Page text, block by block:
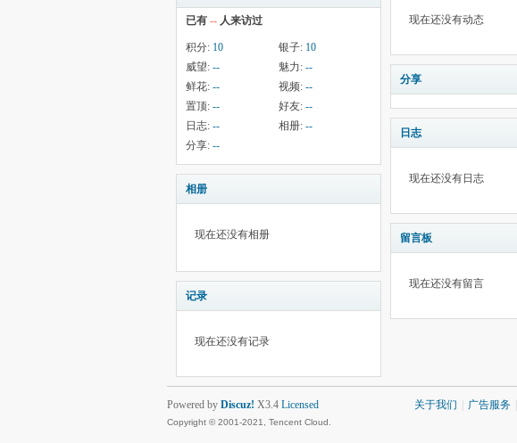
已有 -- 人来访过
积分: 10 银子: 10
威望: -- 魅力: --
鲜花: -- 视频: --
置顶: -- 好友: --
日志: -- 相册: --
分享: --
相册
现在还没有相册
记录
现在还没有记录
现在还没有动态
分享
日志
现在还没有日志
留言板
现在还没有留言
关于我们 广告服务
Powered by Discuz! X3.4 Licensed
Copyright © 2001-2021, Tencent Cloud.